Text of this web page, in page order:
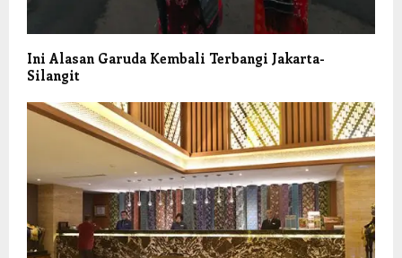
Ini Alasan Garuda Kembali Terbangi Jakarta-
Silangit